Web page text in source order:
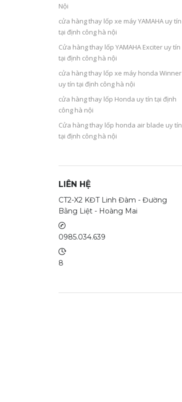
Nội
cửa hàng thay lốp xe máy YAMAHA uy tín
tại định công hà nội
Cửa hàng thay lốp YAMAHA Exciter uy tín
tại định công hà nội
cửa hàng thay lốp xe máy honda Winner
uy tín tại định công hà nội
cửa hàng thay lốp Honda uy tín tại định
công hà nội
Cửa hàng thay lốp honda air blade uy tín
tại định công hà nội
LIÊN HỆ
CT2-X2 KĐT Linh Đàm - Đường
Bằng Liệt - Hoàng Mai
0985.034.639
8